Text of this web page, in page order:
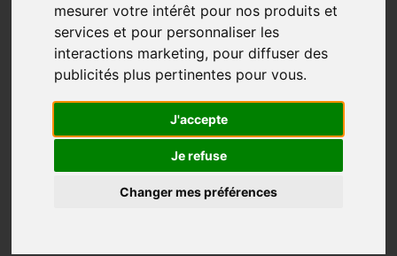
mesurer votre intérêt pour nos produits et
services et pour personnaliser les
interactions marketing, pour diffuser des
publicités plus pertinentes pour vous.
J'accepte
Je refuse
Changer mes préférences
À l’aube de la cinquantaine, après une carrière en
radio/télé, j’ai pris ma retraite des communications.
J’étais tanné. Un peu perdu. La tête pleine, le cœur
J’ai pris du temps. Du vrai temps. Pour réfléchir. Pour
me déposer. J’essayais de me trouver, même à travers